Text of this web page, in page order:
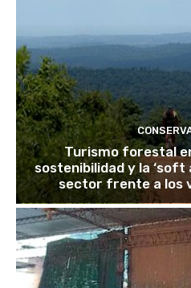
Turismo forestal
sostenibilidad y la ‘soft
sector frente a los